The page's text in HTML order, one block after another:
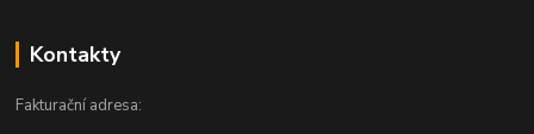
Kontakty
Fakturační adresa: